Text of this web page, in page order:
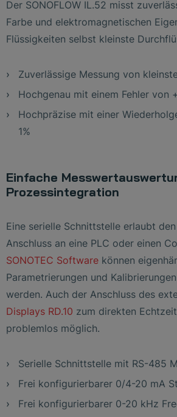
Der SONOFLOW IL.52 misst
Farbe und elektromagnetischen
Flüssigkeiten selbst kleinste
Zuverlässige Messung von
Hochgenau mit einem Fehler von
Hochpräzise mit einer
1%
Einfache
Prozessintegration
Eine serielle Schnittstelle erlaubt
Anschluss an eine PLC oder einen
SONOTEC Software können
Parametrierungen und
werden. Auch der Anschluss des
Displays RD.10 zum direkten
problemlos möglich.
Serielle Schnittstelle mit RS-485
Frei konfigurierbarer 0/4-20 mA
Frei konfigurierbarer 0-20 kHz